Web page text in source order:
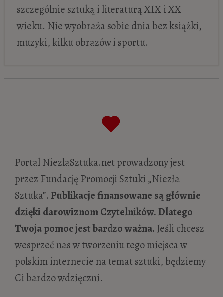
szczególnie sztuką i literaturą XIX i XX
wieku. Nie wyobraża sobie dnia bez książki,
muzyki, kilku obrazów i sportu.
Gierymscy – dwóch braci, dwie
Czarna Wenus zostaje szpiegiem.
Niezwykła historia Josephine Baker
maja 2026
Wyjść z cienia Luciana Freuda.
Prawdziwa historia Celii Paul – artystki,
która maluje ciszę- 28 stycznia 2026
Leonardo da Vinci „Salvator Mundi”- 27
listopada 2025
Portal NiezlaSztuka.net prowadzony jest
przez Fundację Promocji Sztuki „Niezła
Sztuka”.Publikacje finansowane są głównie
dzięki darowiznom Czytelników. Dlatego
Twoja pomoc jest bardzo ważna. Jeśli chcesz
wesprzeć nas w tworzeniu tego miejsca w
polskim internecie na temat sztuki, będziemy
Ci bardzo wdzięczni.